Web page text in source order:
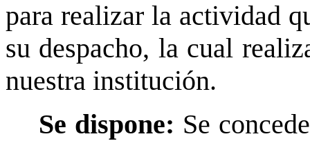
para realizar la actividad
su despacho, la cual
nuestra institución.
Se dispone: Se